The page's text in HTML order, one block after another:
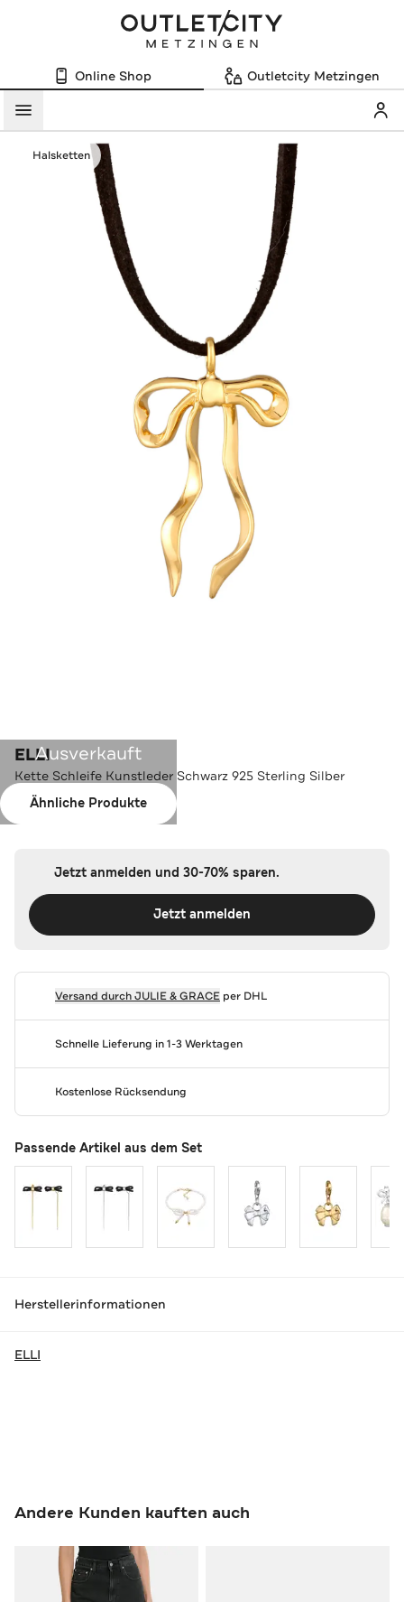
Online Shop Outletcity Metzingen
Menü
Halsketten
Ausverkauft
Ähnliche Produkte
ELLI
Kette Schleife Kunstleder Schwarz 925 Sterling Silber
Jetzt anmelden und 30-70% sparen.
Jetzt anmelden
Versand durchJULIE & GRACEper DHL
Schnelle Lieferung in 1-3 Werktagen
Kostenlose Rücksendung
Passende Artikel aus dem Set
Herstellerinformationen
ELLI
Andere Kunden kauften auch